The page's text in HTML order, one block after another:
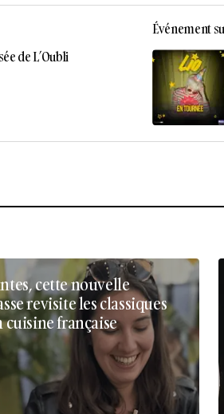
de L’Oubli
Événement
cette nouvelle
revisite les classiques
cuisine française